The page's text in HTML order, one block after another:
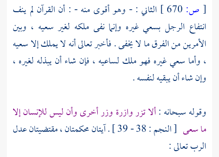
[ ص:
الثاني : - وهو أقوى منه - : أن القرآن لم ينف
انتفاع الرجل بسعي غيره وإنما نفى ملكه لغير سعيه ، وبين
الأمرين من الفرق ما لا يخفى . فأخبر تعالى أنه لا يملك إلا سعيه
، وأما سعي غيره فهو ملك لساعيه ، فإن شاء أن يبذله لغيره ،
وإن شاء أن يبقيه لنفسه .
وقوله سبحانه :ألا تزر وازرة وزر أخرى وأن ليس للإنسان إلا
ما سعى
[ النجم : 38 - 39 ] . آيتان محكمتان ، مقتضيتان عدل
الرب تعالى :